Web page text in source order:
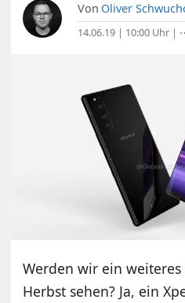
Von Oliver
14.06.19 | 10:00 Uhr |
Werden wir ein
Herbst sehen? Ja, ein